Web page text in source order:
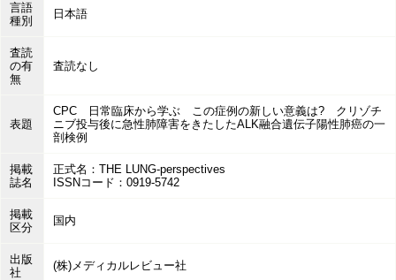
言語
種別
日本語
査読
の有
無
査読なし
表題
CPC 日常臨床から学ぶ この症例の新しい意義は? クリゾチ
ニブ投与後に急性肺障害をきたしたALK融合遺伝子陽性肺癌の一
剖検例
掲載
誌名
正式名：THE LUNG-perspectives
ISSNコード：0919-5742
掲載
区分
国内
出版
社
(株)メディカルレビュー社